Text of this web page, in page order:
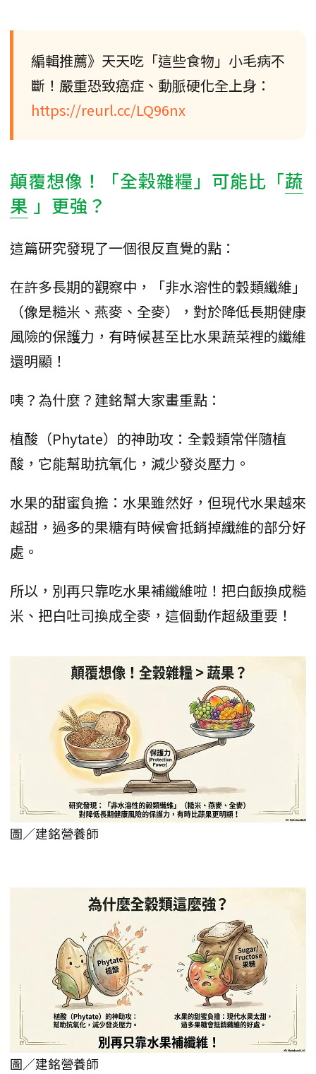
編輯推薦》天天吃「這些食物」小毛病不
斷！嚴重恐致癌症、動脈硬化全上身：
https://reurl.cc/LQ96nx
顛覆想像！「全穀雜糧」可能比「蔬
果 」更強？
這篇研究發現了一個很反直覺的點：
在許多長期的觀察中，「非水溶性的穀類纖維」
（像是糙米、燕麥、全麥），對於降低長期健康
風險的保護力，有時候甚至比水果蔬菜裡的纖維
還明顯！
咦？為什麼？建銘幫大家畫重點：
植酸（Phytate）的神助攻：全穀類常伴隨植
酸，它能幫助抗氧化，減少發炎壓力。
水果的甜蜜負擔：水果雖然好，但現代水果越來
越甜，過多的果糖有時候會抵銷掉纖維的部分好
處。
所以，別再只靠吃水果補纖維啦！把白飯換成糙
米、把白吐司換成全麥，這個動作超級重要！
圖／建銘營養師
圖／建銘營養師